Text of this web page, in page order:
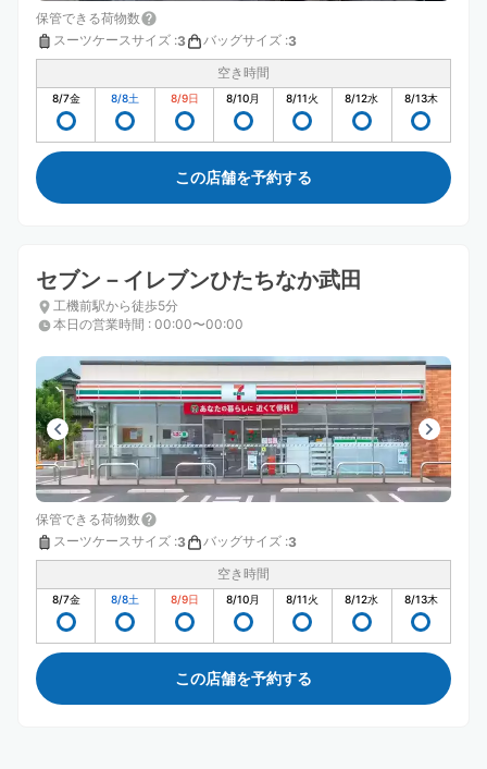
保管できる荷物数
スーツケースサイズ :3 バッグサイズ :3
空き時間
8/7金 8/8土 8/9日 8/10月 8/11火 8/12水 8/13木
この店舗を予約する
セブン－イレブンひたちなか武田
工機前駅から徒歩5分
本日の営業時間 : 00:00〜00:00
保管できる荷物数
スーツケースサイズ :3 バッグサイズ :3
空き時間
8/7金 8/8土 8/9日 8/10月 8/11火 8/12水 8/13木
この店舗を予約する